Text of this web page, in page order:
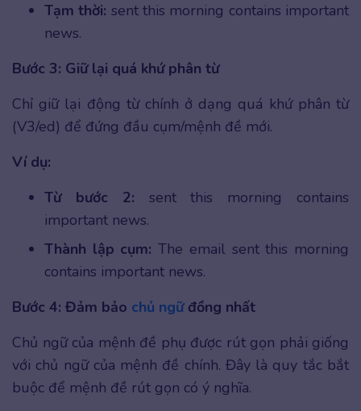
Tạm thời: sent this morning contains important
news.
Bước 3: Giữ lại quá khứ phân từ
Chỉ giữ lại động từ chính ở dạng quá khứ phân từ
(V3/ed) để đứng đầu cụm/mệnh đề mới.
Ví dụ:
Từ bước 2: sent this morning contains
important news.
Thành lập cụm:The email sent this morning
contains important news.
Bước 4: Đảm bảo chủ ngữđồng nhất
Chủ ngữ của mệnh đề phụ được rút gọn phải giống
với chủ ngữ của mệnh đề chính. Đây là quy tắc bắt
buộc để mệnh đề rút gọn có ý nghĩa.